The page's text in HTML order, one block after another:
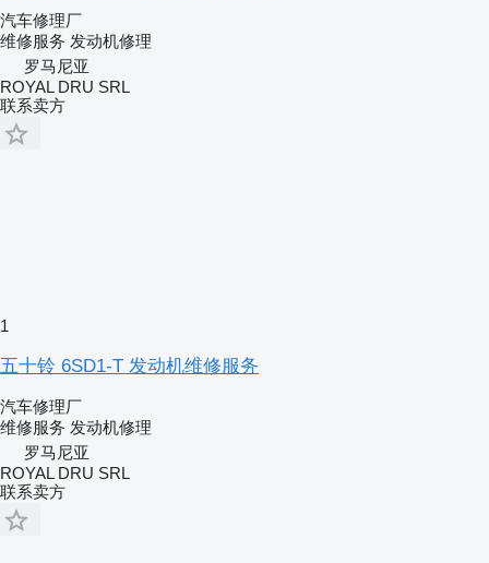
汽车修理厂
维修服务 发动机修理
罗马尼亚
ROYAL DRU SRL
联系卖方
1
五十铃 6SD1-T 发动机维修服务
汽车修理厂
维修服务 发动机修理
罗马尼亚
ROYAL DRU SRL
联系卖方